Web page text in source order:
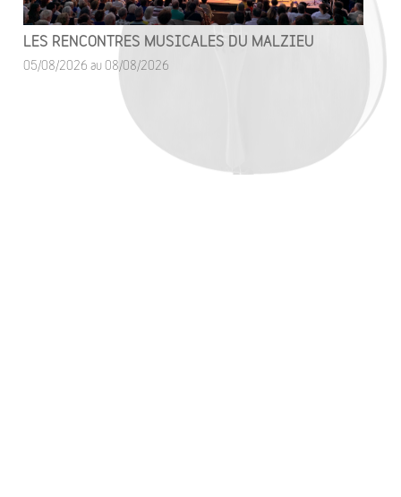
LES RENCONTRES MUSICALES DU MALZIEU
05/08/2026 au 08/08/2026